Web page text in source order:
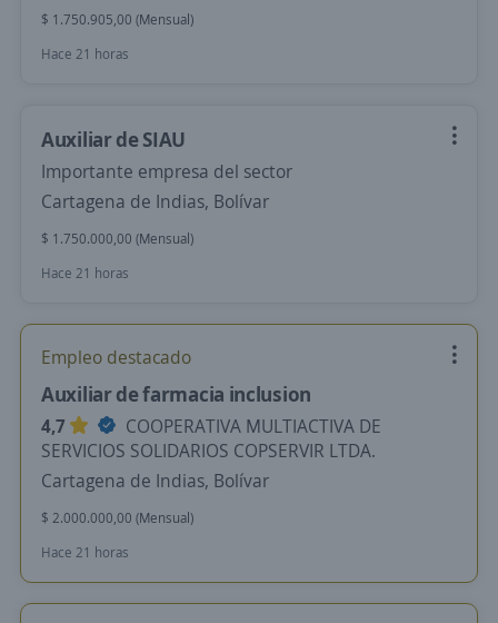
$ 1.750.905,00 (Mensual)
Hace 21 horas
Auxiliar de SIAU
Importante empresa del sector
Cartagena de Indias, Bolívar
$ 1.750.000,00 (Mensual)
Hace 21 horas
Empleo destacado
Auxiliar de farmacia inclusion
4,7
COOPERATIVA MULTIACTIVA DE
SERVICIOS SOLIDARIOS COPSERVIR LTDA.
Cartagena de Indias, Bolívar
$ 2.000.000,00 (Mensual)
Hace 21 horas